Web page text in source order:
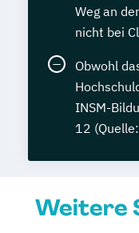
Weg an
nicht bei
Obwohl
INSM-
12
Weitere